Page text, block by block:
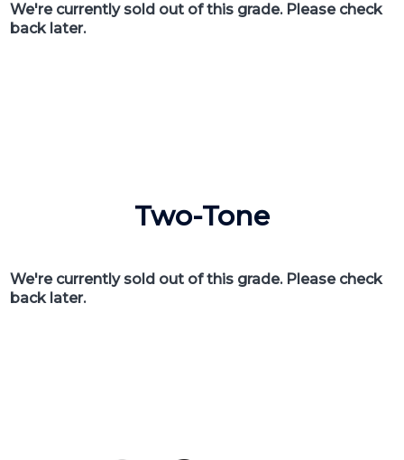
We're currently sold out of this grade. Please check
back later.
Two-Tone
We're currently sold out of this grade. Please check
back later.